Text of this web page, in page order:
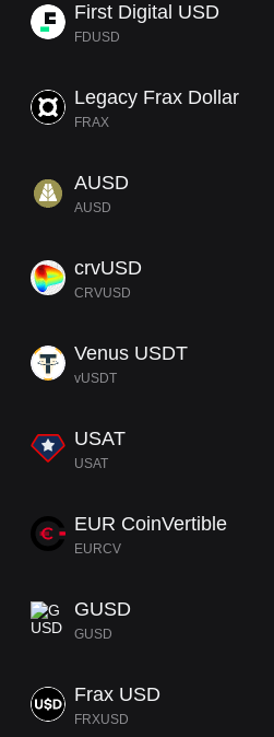
First Digital USD
FDUSD
Legacy Frax Dollar
FRAX
AUSD
AUSD
crvUSD
CRVUSD
Venus USDT
vUSDT
USAT
USAT
EUR CoinVertible
EURCV
GUSD
GUSD
Frax USD
FRXUSD